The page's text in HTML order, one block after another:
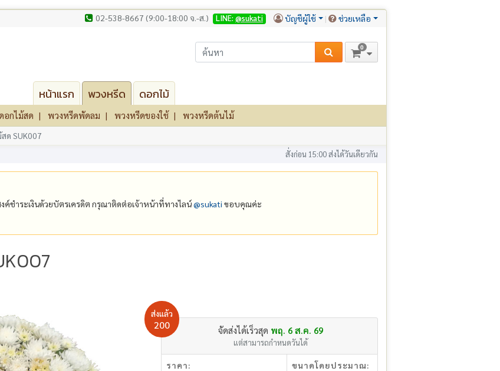
02-538-8667 (9:00-18:00 จ.-ส.) LINE:@sukati บัญชีผู้ใช้ ช่วยเหลือ
0
หน้าแรก พวงหรีด ดอกไม้
อกไม้สด พวงหรีดพัดลม พวงหรีดของใช้ พวงหรีดต้นไม้
ด SUK007
สั่งก่อน 15:00 ส่งได้วันเดียวกัน
ค์ชำระเงินด้วยบัตรเครดิต กรุณาติดต่อเจ้าหน้าที่ทางไลน์@‌sukati ขอบคุณค่ะ
ส่งแล้ว
200 จัดส่งได้เร็วสุด พฤ. 6 ส.ค. 69
แต่สามารถกำหนดวันได้
ราคา: ขนาดโดยประมาณ: